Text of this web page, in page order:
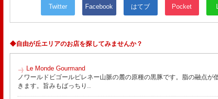
Twitter Facebook はてブ Pocket
◆自由が丘エリアのお店を探してみませんか？
Le Monde Gourmand
ノワールドビゴールピレネー山脈の麓の原種の黒豚です。脂の融点が
きます。旨みもばっちり..